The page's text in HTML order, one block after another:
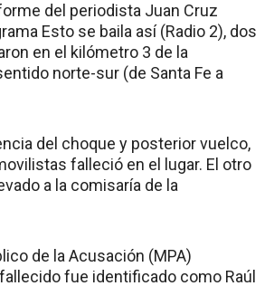
del periodista Juan Cruz
Esto se baila así (Radio 2), dos
en el kilómetro 3 de la
norte-sur (de Santa Fe a
del choque y posterior vuelco,
falleció en el lugar. El otro
a la comisaría de la
de la Acusación (MPA)
fue identificado como Raúl